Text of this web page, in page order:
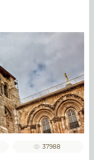
37988